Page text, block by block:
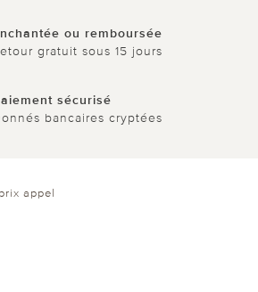
ou remboursée
gratuit sous 15 jours
sécurisé
bancaires cryptées
appel